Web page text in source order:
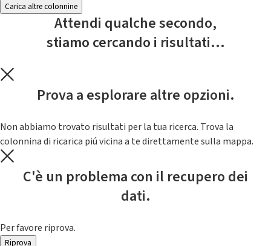
Carica altre colonnine
Attendi qualche secondo,
stiamo cercando i risultati...
Prova a esplorare altre opzioni.
Non abbiamo trovato risultati per la tua ricerca. Trova la
colonnina di ricarica piú vicina a te direttamente sulla mappa.
C'è un problema con il recupero dei
dati.
Per favore riprova.
Riprova